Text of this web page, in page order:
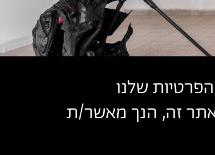
שלנו
זה, הנך מאשר/ת